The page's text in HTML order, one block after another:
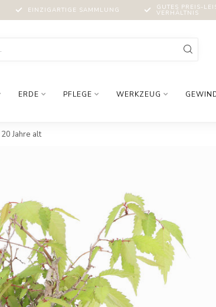
EINZIGARTIGE SAMMLUNG GUTES PREIS-
VERHÄLTNIS
ERDE PFLEGE WERKZEUG
Jahre alt